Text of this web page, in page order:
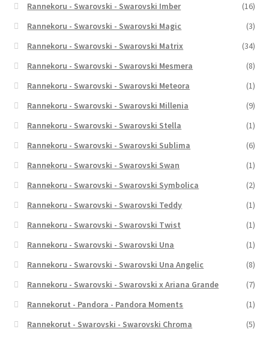
Rannekoru - Swarovski - Swarovski Imber
(16)
Rannekoru - Swarovski - Swarovski Magic
(3)
Rannekoru - Swarovski - Swarovski Matrix
(34)
Rannekoru - Swarovski - Swarovski Mesmera
(8)
Rannekoru - Swarovski - Swarovski Meteora
(1)
Rannekoru - Swarovski - Swarovski Millenia
(9)
Rannekoru - Swarovski - Swarovski Stella
(1)
Rannekoru - Swarovski - Swarovski Sublima
(6)
Rannekoru - Swarovski - Swarovski Swan
(1)
Rannekoru - Swarovski - Swarovski Symbolica
(2)
Rannekoru - Swarovski - Swarovski Teddy
(1)
Rannekoru - Swarovski - Swarovski Twist
(1)
Rannekoru - Swarovski - Swarovski Una
(1)
Rannekoru - Swarovski - Swarovski Una Angelic
(8)
Rannekoru - Swarovski - Swarovski x Ariana Grande
(7)
Rannekorut - Pandora - Pandora Moments
(1)
Rannekorut - Swarovski - Swarovski Chroma
(5)